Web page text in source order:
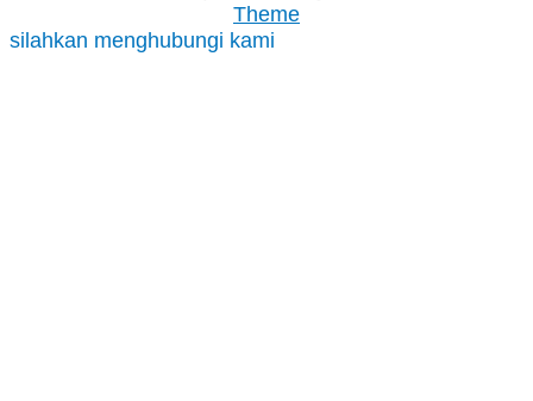
Theme
silahkan menghubungi kami